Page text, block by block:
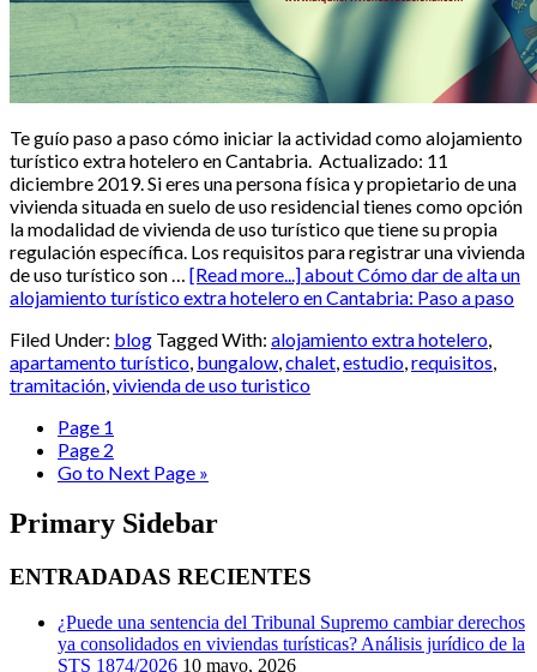
Te guío paso a paso cómo iniciar la actividad como alojamiento
turístico extra hotelero en Cantabria. Actualizado: 11
diciembre 2019. Si eres una persona física y propietario de una
vivienda situada en suelo de uso residencial tienes como opción
la modalidad de vivienda de uso turístico que tiene su propia
regulación específica. Los requisitos para registrar una vivienda
de uso turístico son … [Read more...]about Cómo dar de alta un
alojamiento turístico extra hotelero en Cantabria: Paso a paso
Filed Under: blog Tagged With: alojamiento extra hotelero,
apartamento turístico, bungalow,chalet,estudio,requisitos,
tramitación,vivienda de uso turistico
Page 1
Page 2
Go to Next Page »
Primary Sidebar
ENTRADADAS RECIENTES
¿Puede una sentencia del Tribunal Supremo cambiar derechos
ya consolidados en viviendas turísticas? Análisis jurídico de la
STS 1874/2026 10 mayo, 2026